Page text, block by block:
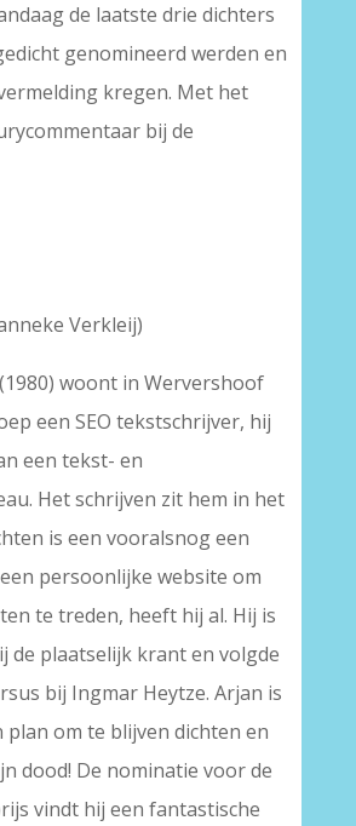
de laatste drie dichters
genomineerd werden en
kregen. Met het
bij de
Verkleij)
woont in Wervershoof
een SEO tekstschrijver, hij
een tekst- en
Het schrijven zit hem in het
is een vooralsnog een
persoonlijke website om
te treden, heeft hij al. Hij is
de plaatselijk krant en volgde
bij Ingmar Heytze. Arjan is
plan om te blijven dichten en
dood! De nominatie voor de
vindt hij een fantastische